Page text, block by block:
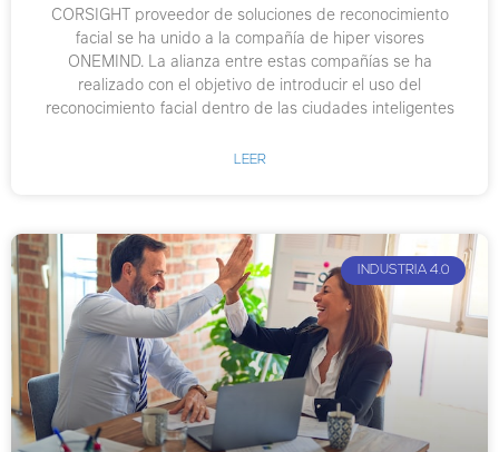
CORSIGHT proveedor de soluciones de reconocimiento
facial se ha unido a la compañía de hiper visores
ONEMIND. La alianza entre estas compañías se ha
realizado con el objetivo de introducir el uso del
reconocimiento facial dentro de las ciudades inteligentes
LEER
INDUSTRIA 4.0